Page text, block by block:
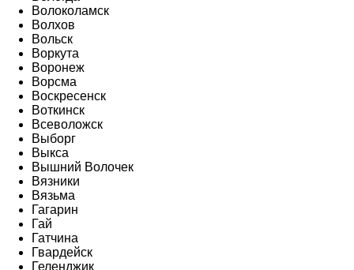
Волоколамск
Волхов
Вольск
Воркута
Воронеж
Ворсма
Воскресенск
Воткинск
Всеволожск
Выборг
Выкса
Вышний Волочек
Вязники
Вязьма
Гагарин
Гай
Гатчина
Гвардейск
Геленджик